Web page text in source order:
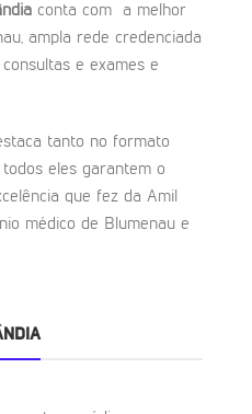
conta com a melhor
ampla rede credenciada
e exames e
tanto no formato
eles garantem o
que fez da Amil
médico de Blumenau e